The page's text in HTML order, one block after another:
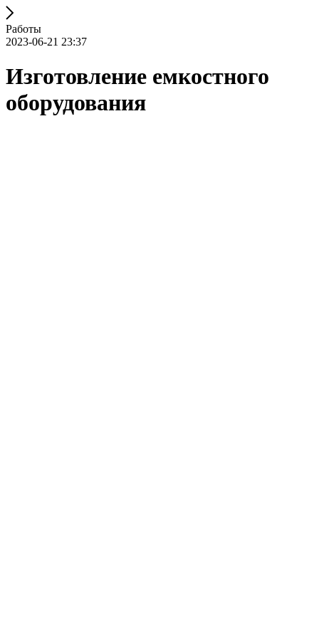
Работы
2023-06-21 23:37
Изготовление емкостного
оборудования